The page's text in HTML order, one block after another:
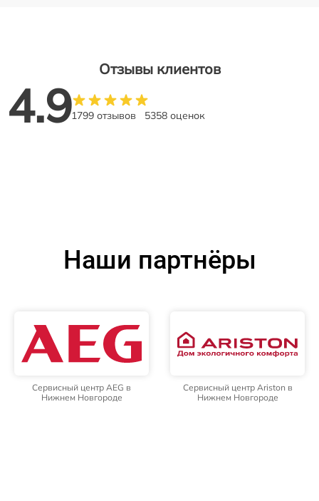
Отзывы клиентов
4.91799 отзывов 5358 оценок
Наши партнёры
Сервисный центр AEG в
Нижнем Новгороде
Сервисный центр Ariston в
Нижнем Новгороде